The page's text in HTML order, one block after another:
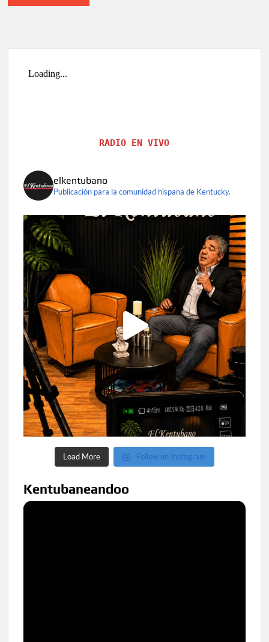
RADIO EN VIVO
elkentubano
Publicación para la comunidad hispana de Kentucky.
Load More Follow on Instagram
Kentubaneandoo